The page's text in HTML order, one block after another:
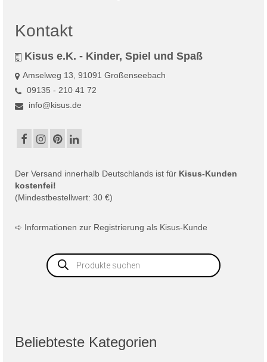
Kontakt
Kisus e.K. - Kinder, Spiel und Spaß
Amselweg 13, 91091 Großenseebach
09135 - 210 41 72
info@kisus.de
Der Versand innerhalb Deutschlands ist für Kisus-Kunden
kostenfei!
(Mindestbestellwert: 30 €)
➪ Informationen zur Registrierung als Kisus-Kunde
Products
search
Beliebteste Kategorien